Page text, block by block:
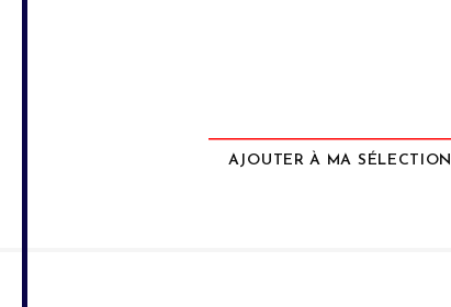
AJOUTER À MA SÉLECTION